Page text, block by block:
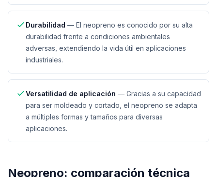
Durabilidad — El neopreno es conocido por su alta
durabilidad frente a condiciones ambientales
adversas, extendiendo la vida útil en aplicaciones
industriales.
Versatilidad de aplicación — Gracias a su capacidad
para ser moldeado y cortado, el neopreno se adapta
a múltiples formas y tamaños para diversas
aplicaciones.
Neopreno: comparación técnica